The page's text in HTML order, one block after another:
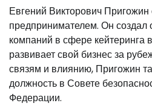
Евгений Викторович
предпринимателем. Он создал
компаний в сфере кейтеринга
развивает свой бизнес за
связям и влиянию, Пригожин
должность в Совете
Федерации.